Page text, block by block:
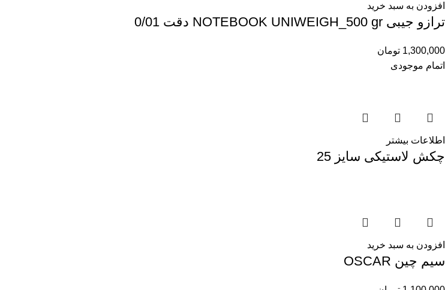
افزودن به سبد خرید
ترازو جیبی NOTEBOOK UNIWEIGH_500 gr دقت 0/01
1,300,000 تومان
اتمام موجودی
اطلاعات بیشتر
چکش لاستیکی سایز 25
افزودن به سبد خرید
سیم چین OSCAR